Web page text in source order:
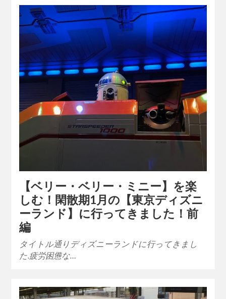
【ベリー・ベリー・ミニー】を楽
しむ！閑散期1月の【東京ディズニ
ーランド】に行ってきました！前
編
タイトル通りディズニーランドに行ってきまし
た.疲労困憊な…